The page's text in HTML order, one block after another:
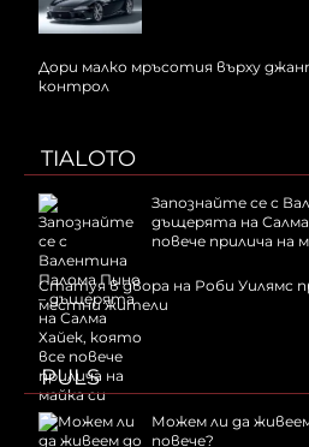
Дори малко мръсотия върху
контрол
TIALOTO
Запознайте се с
дъщерята на
повече прилича на
Статуя в двора на Роби Уилямс
местни жители
PULS
Можем ли да живеем
повече?